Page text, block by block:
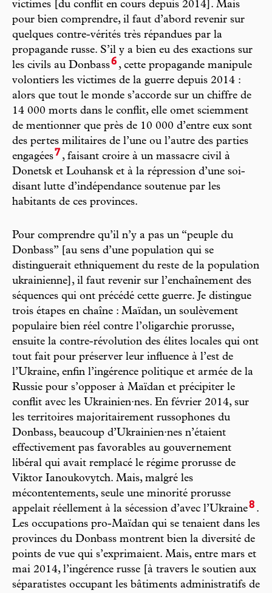
victimes [du conflit en cours depuis 2014]. Mais
pour bien comprendre, il faut d’abord revenir sur
quelques contre-vérités très répandues par la
propagande russe. S’il y a bien eu des exactions sur
les civils au Donbass6 , cette propagande manipule
volontiers les victimes de la guerre depuis 2014 :
alors que tout le monde s’accorde sur un chiffre de
14 000 morts dans le conflit, elle omet sciemment
de mentionner que près de 10 000 d’entre eux sont
des pertes militaires de l’une ou l’autre des parties
engagées7 , faisant croire à un massacre civil à
Donetsk et Louhansk et à la répression d’une soi-
disant lutte d’indépendance soutenue par les
habitants de ces provinces.
Pour comprendre qu’il n’y a pas un “peuple du
Donbass” [au sens d’une population qui se
distinguerait ethniquement du reste de la population
ukrainienne], il faut revenir sur l’enchaînement des
séquences qui ont précédé cette guerre. Je distingue
trois étapes en chaîne : Maïdan, un soulèvement
populaire bien réel contre l’oligarchie prorusse,
ensuite la contre-révolution des élites locales qui ont
tout fait pour préserver leur influence à l’est de
l’Ukraine, enfin l’ingérence politique et armée de la
Russie pour s’opposer à Maïdan et précipiter le
conflit avec les Ukrainien·nes. En février 2014, sur
les territoires majoritairement russophones du
Donbass, beaucoup d’Ukrainien·nes n’étaient
effectivement pas favorables au gouvernement
libéral qui avait remplacé le régime prorusse de
Viktor Ianoukovytch. Mais, malgré les
mécontentements, seule une minorité prorusse
appelait réellement à la sécession d’avec l’Ukraine8 .
Les occupations pro-Maïdan qui se tenaient dans les
provinces du Donbass montrent bien la diversité de
points de vue qui s’exprimaient. Mais, entre mars et
mai 2014, l’ingérence russe [à travers le soutien aux
séparatistes occupant les bâtiments administratifs de